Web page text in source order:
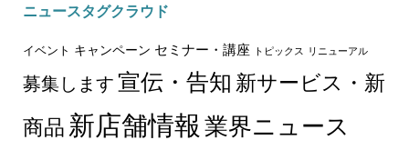
ニュースタグクラウド
イベント キャンペーン セミナー・講座 トピックス リニューアル
募集します 宣伝・告知 新サービス・新
商品 新店舗情報 業界ニュース